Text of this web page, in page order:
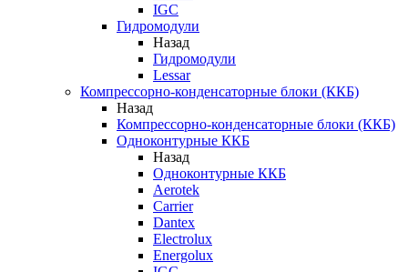
IGC
Гидромодули
Назад
Гидромодули
Lessar
Компрессорно-конденсаторные блоки (ККБ)
Назад
Компрессорно-конденсаторные блоки (ККБ)
Одноконтурные ККБ
Назад
Одноконтурные ККБ
Aerotek
Carrier
Dantex
Electrolux
Energolux